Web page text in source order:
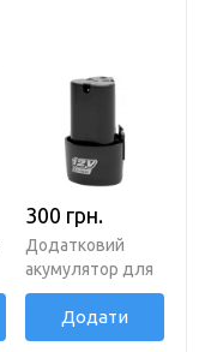
300 грн.
Додатковий
акумулятор для
болгарки та
шуруповерта
12V
Додати